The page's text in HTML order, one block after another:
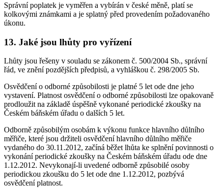
Správní poplatek je vyměřen a vybírán v české měně, platí se
kolkovými známkami a je splatný před provedením požadovaného
úkonu.
13. Jaké jsou lhůty pro vyřízení
Lhůty jsou řešeny v souladu se zákonem č. 500/2004 Sb., správní
řád, ve znění pozdějších předpisů, a vyhláškou č. 298/2005 Sb.
Osvědčení o odborné způsobilosti je platné 5 let ode dne jeho
vystavení. Platnost osvědčení o odborné způsobilosti lze opakovaně
prodloužit na základě úspěšně vykonané periodické zkoušky na
Českém báňském úřadu o dalších 5 let.
Odborně způsobilým osobám k výkonu funkce hlavního důlního
měřiče, které jsou držiteli osvědčení hlavního důlního měřiče
vydaného do 30.11.2012, začíná běžet lhůta ke splnění povinnosti o
vykonání periodické zkoušky na Českém báňském úřadu ode dne
1.12.2012. Nevykonají-li uvedené odborně způsobilé osoby
periodickou zkoušku do 5 let ode dne 1.12.2012, pozbývá
osvědčení platnost.